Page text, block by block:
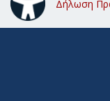
Δήλωση